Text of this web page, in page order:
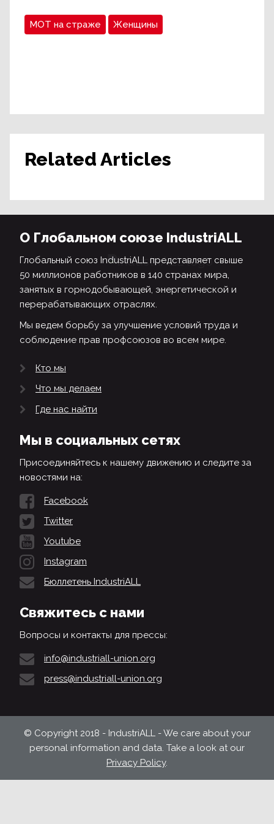
МОТ на страже Женщины
Related Articles
О Глобальном союзе IndustriALL
Глобальный союз IndustriALL представляет свыше
50 миллионов работников в 140 странах мира,
занятых в горнодобывающей, энергетической и
перерабатывающих отраслях.
Мы ведем борьбу за улучшение условий труда и
соблюдение прав профсоюзов во всем мире.
Кто мы
Что мы делаем
Где нас найти
Мы в социальных сетях
Присоединяйтесь к нашему движению и следите за
новостями на:
Facebook
Twitter
Youtube
Instagram
Бюллетень IndustriALL
Свяжитесь с нами
Вопросы и контакты для прессы:
info@industriall-union.org
press@industriall-union.org
© Copyright 2018 - IndustriALL - We care about your
personal information and data. Take a look at our
Privacy Policy.